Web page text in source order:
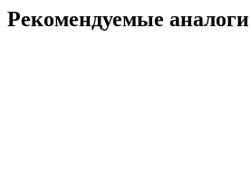
Рекомендуемые аналоги